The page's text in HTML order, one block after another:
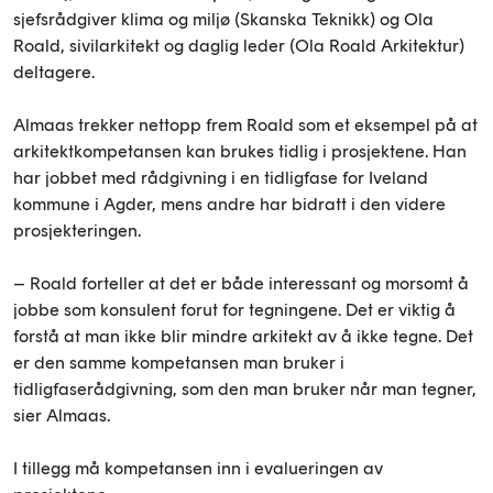
sjefsrådgiver klima og miljø (Skanska Teknikk) og Ola
Roald, sivilarkitekt og daglig leder (Ola Roald Arkitektur)
deltagere.
Almaas trekker nettopp frem Roald som et eksempel på at
arkitektkompetansen kan brukes tidlig i prosjektene. Han
har jobbet med rådgivning i en tidligfase for Iveland
kommune i Agder, mens andre har bidratt i den videre
prosjekteringen.
– Roald forteller at det er både interessant og morsomt å
jobbe som konsulent forut for tegningene. Det er viktig å
forstå at man ikke blir mindre arkitekt av å ikke tegne. Det
er den samme kompetansen man bruker i
tidligfaserådgivning, som den man bruker når man tegner,
sier Almaas.
I tillegg må kompetansen inn i evalueringen av